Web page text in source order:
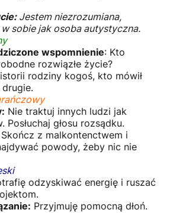
Jestem niezrozumiana,
sobie jak osoba autystyczna.
wspomnienie: Kto
rozwiązłe życie?
rodziny kogoś, kto mówił
drugie.
Nie traktuj innych ludzi jak
Posłuchaj głosu rozsądku.
Skończ z malkontenctwem i
powody, żeby nic nie
odzyskiwać energię i ruszać
Przyjmuję pomocną dłoń.